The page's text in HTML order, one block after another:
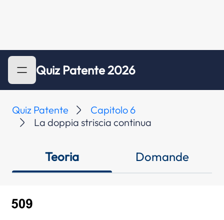
Quiz Patente 2026
Quiz Patente
Capitolo 6
La doppia striscia continua
Teoria Domande